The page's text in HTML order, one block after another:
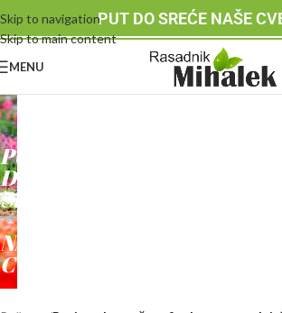
Skip to navigation
Skip to main content
PUT DO SREĆE NAŠE
MENU
RASADNIK
MIHALEK
PUT
DO
SREĆE
-
NAŠE
CVEĆE